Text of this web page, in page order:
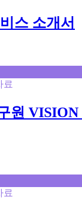
스 소개서
료
원 VISION
료